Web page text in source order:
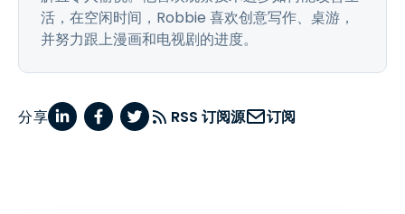
活，在空闲时间，Robbie 喜欢创意写作、桌游，
并努力跟上漫画和电视剧的进度。
分享 RSS 订阅源 订阅